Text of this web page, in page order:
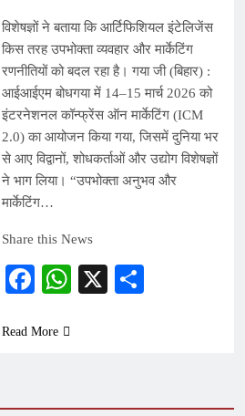
विशेषज्ञों ने बताया कि आर्टिफिशियल इंटेलिजेंस
किस तरह उपभोक्ता व्यवहार और मार्केटिंग
रणनीतियों को बदल रहा है। गया जी (बिहार) :
आईआईएम बोधगया में 14–15 मार्च 2026 को
इंटरनेशनल कॉन्फ्रेंस ऑन मार्केटिंग (ICM
2.0) का आयोजन किया गया, जिसमें दुनिया भर
से आए विद्वानों, शोधकर्ताओं और उद्योग विशेषज्ञों
ने भाग लिया। “उपभोक्ता अनुभव और
मार्केटिंग…
Share this News
Facebook
WhatsApp
X
Read More